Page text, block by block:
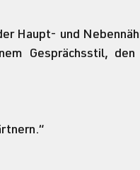
Haupt- und
Gesprächsstil,